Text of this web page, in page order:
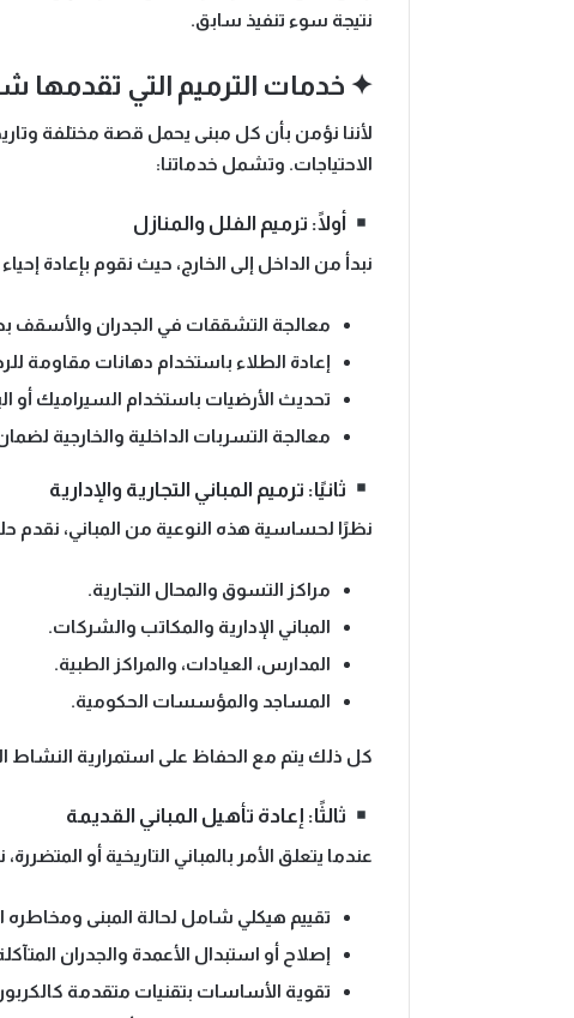
نتيجة سوء تنفيذ سابق.
✦ خدمات الترميم التي تقدمها
لأننا نؤمن بأن كل مبنى يحمل قصة مختلفة
الاحتياجات. وتشمل خدماتنا:
أولًا: ترميم الفلل والمنازل
نبدأ من الداخل إلى الخارج، حيث نقوم بإعادة
معالجة التشققات في الجدران والأسقف
إعادة الطلاء باستخدام دهانات مقاومة
تحديث الأرضيات باستخدام السيراميك
معالجة التسربات الداخلية والخارجية
ثانيًا: ترميم المباني التجارية والإدارية
نظرًا لحساسية هذه النوعية من المباني،
مراكز التسوق والمحال التجارية.
المباني الإدارية والمكاتب والشركات.
المدارس، العيادات، والمراكز الطبية.
المساجد والمؤسسات الحكومية.
كل ذلك يتم مع الحفاظ على استمرارية النشاط
ثالثًا: إعادة تأهيل المباني القديمة
عندما يتعلق الأمر بالمباني التاريخية أو
تقييم هيكلي شامل لحالة المبنى ومخاطره
إصلاح أو استبدال الأعمدة والجدران
تقوية الأساسات بتقنيات متقدمة